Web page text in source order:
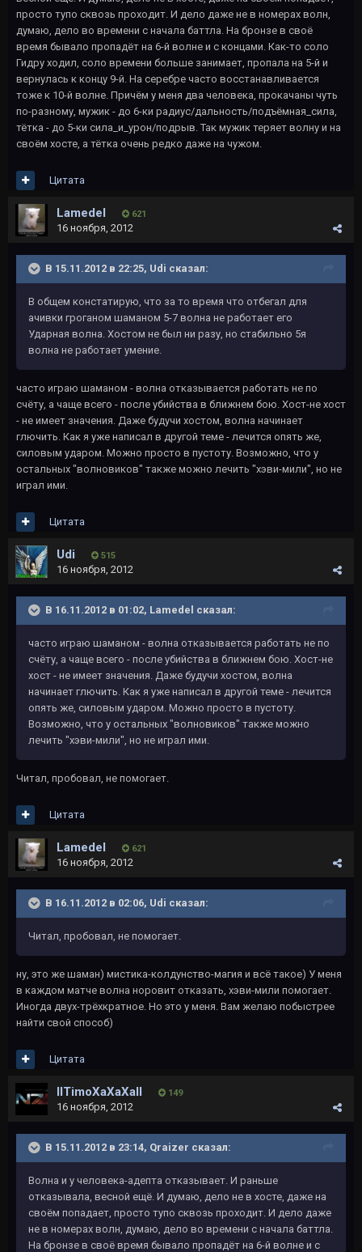
просто тупо сквозь проходит. И дело даже не в номерах волн,
думаю, дело во времени с начала баттла. На бронзе в своё
время бывало пропадёт на 6-й волне и с концами. Как-то соло
Гидру ходил, соло времени больше занимает, пропала на 5-й и
вернулась к концу 9-й. На серебре часто восстанавливается
тоже к 10-й волне. Причём у меня два человека, прокачаны чуть
по-разному, мужик - до 6-ки радиус/дальность/подъёмная_сила,
тётка - до 5-ки сила_и_урон/подрыв. Так мужик теряет волну и на
своём хосте, а тётка очень редко даже на чужом.
Цитата
Lamedel 621
16 ноября, 2012
В 15.11.2012 в 22:25, Udi сказал:
В общем констатирую, что за то время что отбегал для
ачивки гроганом шаманом 5-7 волна не работает его
Ударная волна. Хостом не был ни разу, но стабильно 5я
волна не работает умение.
часто играю шаманом - волна отказывается работать не по
счёту, а чаще всего - после убийства в ближнем бою. Хост-не хост
- не имеет значения. Даже будучи хостом, волна начинает
глючить. Как я уже написал в другой теме - лечится опять же,
силовым ударом. Можно просто в пустоту. Возможно, что у
остальных "волновиков" также можно лечить "хэви-мили", но не
играл ими.
Цитата
Udi 515
16 ноября, 2012
В 16.11.2012 в 01:02, Lamedel сказал:
часто играю шаманом - волна отказывается работать не по
счёту, а чаще всего - после убийства в ближнем бою. Хост-не
хост - не имеет значения. Даже будучи хостом, волна
начинает глючить. Как я уже написал в другой теме - лечится
опять же, силовым ударом. Можно просто в пустоту.
Возможно, что у остальных "волновиков" также можно
лечить "хэви-мили", но не играл ими.
Читал, пробовал, не помогает.
Цитата
Lamedel 621
16 ноября, 2012
В 16.11.2012 в 02:06, Udi сказал:
Читал, пробовал, не помогает.
ну, это же шаман) мистика-колдунство-магия и всё такое) У меня
в каждом матче волна норовит отказать, хэви-мили помогает.
Иногда двух-трёхкратное. Но это у меня. Вам желаю побыстрее
найти свой способ)
Цитата
IITimoXaXaXaII 149
16 ноября, 2012
В 15.11.2012 в 23:14, Qraizer сказал:
Волна и у человека-адепта отказывает. И раньше
отказывала, весной ещё. И думаю, дело не в хосте, даже на
своём попадает, просто тупо сквозь проходит. И дело даже
не в номерах волн, думаю, дело во времени с начала баттла.
На бронзе в своё время бывало пропадёт на 6-й волне и с